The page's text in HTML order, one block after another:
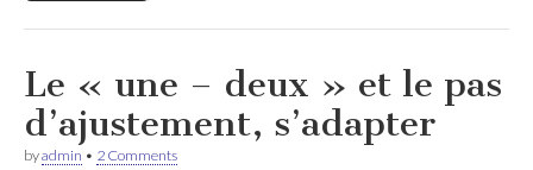
Le « une – deux » et le pas
d’ajustement, s’adapter
byadmin • 2 Comments